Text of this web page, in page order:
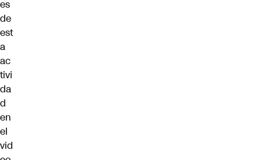
es
de
est
a
ac
tivi
da
d
en
el
vid